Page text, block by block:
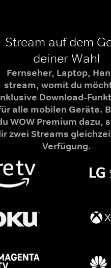
Stream auf dem
deiner Wahl
Fernseher, Laptop,
stream, womit du
Download-
alle mobilen Geräte.
WOW Premium dazu,
zwei Streams
Verfügung.